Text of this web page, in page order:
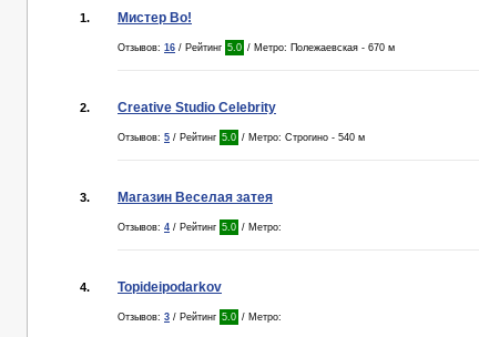
1. Мистер Во!
Отзывов: 16 / Рейтинг 5.0 / Метро: Полежаевская - 670 м
2. Creative Studio Celebrity
Отзывов: 5 / Рейтинг 5.0 / Метро: Строгино - 540 м
3. Магазин Веселая затея
Отзывов: 4 / Рейтинг 5.0 / Метро:
4. Topideipodarkov
Отзывов: 3 / Рейтинг 5.0 / Метро: